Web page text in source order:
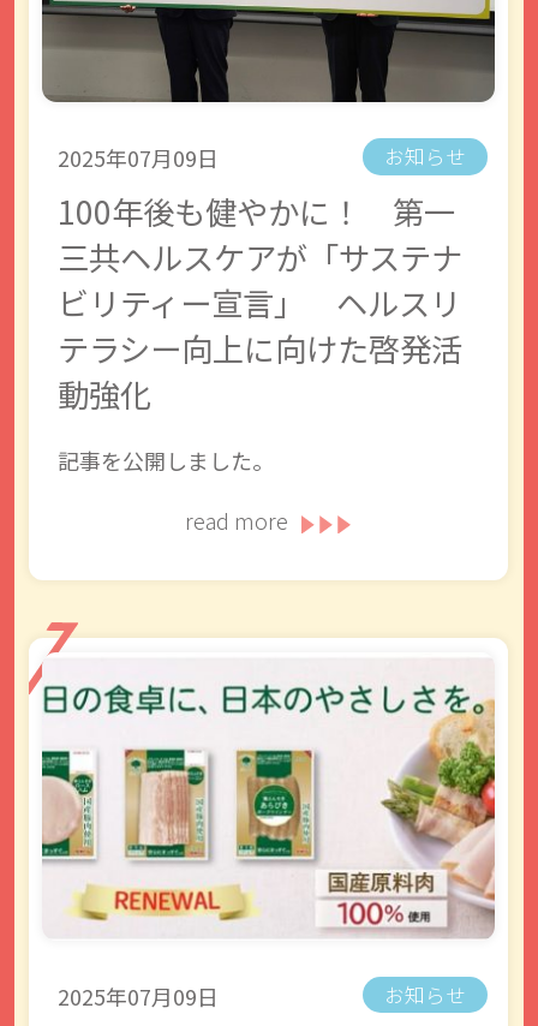
2025年07月09日 お知らせ
100年後も健やかに！ 第一
三共ヘルスケアが「サステナ
ビリティー宣言」 ヘルスリ
テラシー向上に向けた啓発活
動強化
記事を公開しました。
read more
2025年07月09日 お知らせ